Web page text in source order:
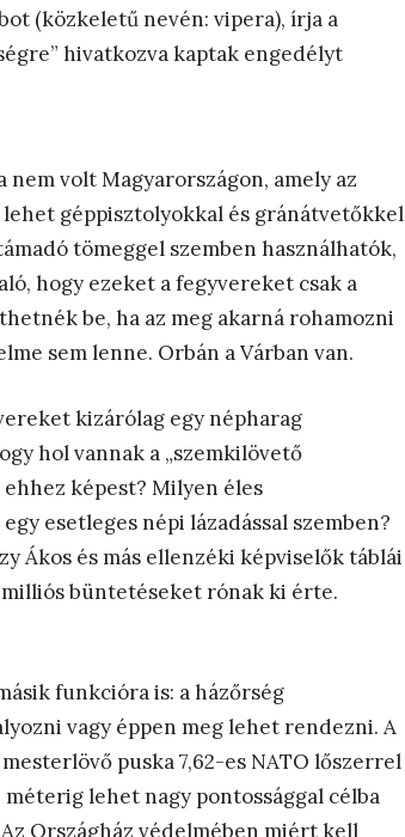
(közkeletű nevén: vipera), írja a
hivatkozva kaptak engedélyt
volt Magyarországon, amely az
géppisztolyokkal és gránátvetőkkel
tömeggel szemben használhatók,
hogy ezeket a fegyvereket csak a
be, ha az meg akarná rohamozni
sem lenne. Orbán a Várban van.
kizárólag egy népharag
hol vannak a „szemkilövető
képest? Milyen éles
esetleges népi lázadással szemben?
Ákos és más ellenzéki képviselők táblái
büntetéseket rónak ki érte.
funkcióra is: a házőrség
vagy éppen meg lehet rendezni. A
puska 7,62-es NATO lőszerrel
lehet nagy pontossággal célba
Országház védelmében miért kell